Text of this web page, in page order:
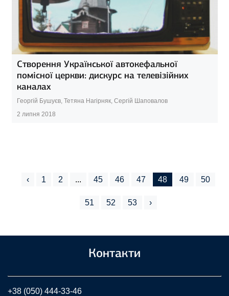
Створення Української автокефальної
помісної церкви: дискурс на телевізійних
каналах
Георгій Бушуєв, Тетяна Нагірняк, Сергій Шаповалов
2 липня 2018
‹ 1 2 ... 45 46 47 48 49 50
51 52 53 ›
Контакти
+38 (050) 444-33-46